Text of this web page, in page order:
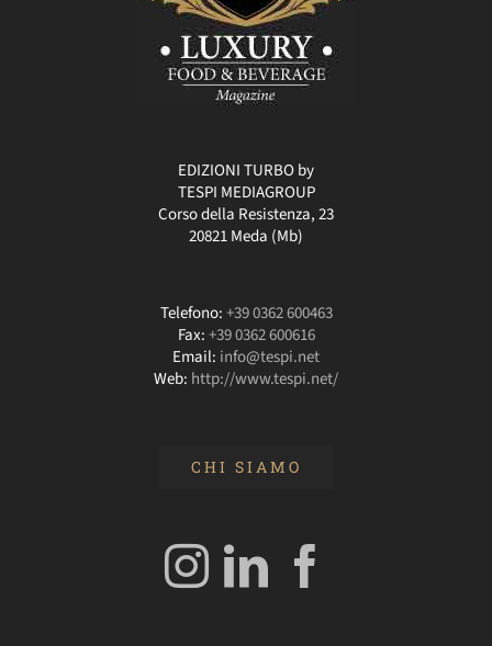
EDIZIONI TURBO by
TESPI MEDIAGROUP
Corso della Resistenza, 23
20821 Meda (Mb)
Telefono:+39 0362 600463
Fax:+39 0362 600616
Email: info@tespi.net
Web: http://www.tespi.net/
CHI SIAMO